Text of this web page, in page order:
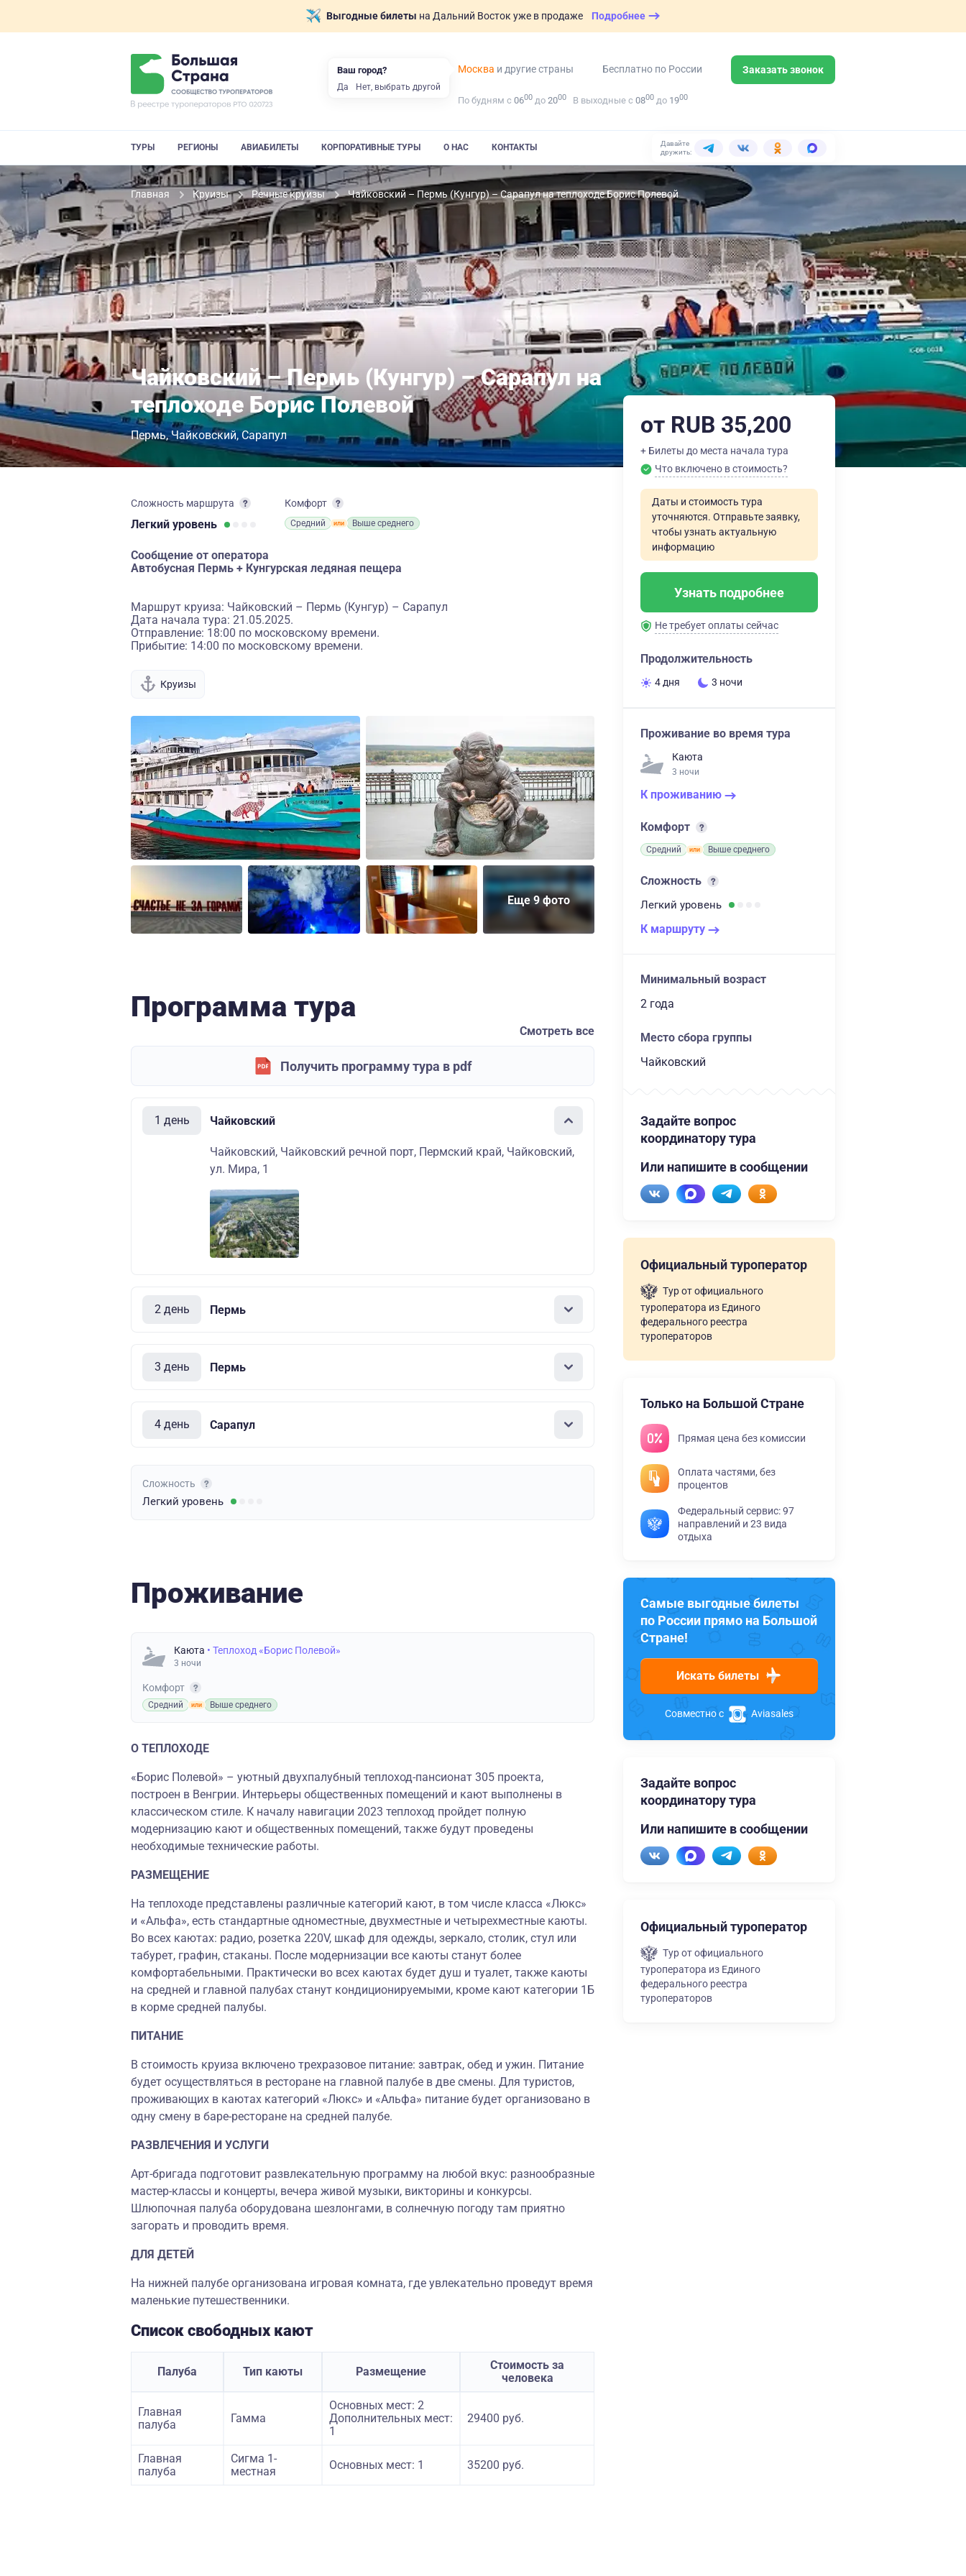
Выгодные билеты на Дальний Восток уже в продаже Подробнее
Москва и другие страны Бесплатно по России Заказать звонок
По будням с 0600 до 2000 В выходные с 0800 до 1900
ТУРЫ РЕГИОНЫ АВИАБИЛЕТЫ КОРПОРАТИВНЫЕ ТУРЫ О НАС КОНТАКТЫ
Давайте
дружить:
Главная Круизы Речные круизы Чайковский – Пермь (Кунгур) – Сарапул на теплоходе Борис Полевой
Чайковский – Пермь (Кунгур) – Сарапул на
теплоходе Борис Полевой
Пермь Чайковский Сарапул
Сложность маршрута
Легкий уровень
Комфорт
Средний Выше среднего
Сообщение от оператора
Автобусная Пермь + Кунгурская ледяная пещера
Маршрут круиза: Чайковский – Пермь (Кунгур) – Сарапул
Дата начала тура: 21.05.2025.
Отправление: 18:00 по московскому времени.
Прибытие: 14:00 по московскому времени.
Круизы
Еще 9 фото
Программа тура
Смотреть все
Получить программу тура в pdf
1 день Чайковский
Чайковский, Чайковский речной порт, Пермский край, Чайковский,
ул. Мира, 1
2 день Пермь
3 день Пермь
4 день Сарапул
Сложность
Легкий уровень
Проживание
Каюта • Теплоход «Борис Полевой»
3 ночи
Комфорт
Средний Выше среднего
О ТЕПЛОХОДЕ
«Борис Полевой» – уютный двухпалубный теплоход-пансионат 305 проекта,
построен в Венгрии. Интерьеры общественных помещений и кают выполнены в
классическом стиле. К началу навигации 2023 теплоход пройдет полную
модернизацию кают и общественных помещений, также будут проведены
необходимые технические работы.
РАЗМЕЩЕНИЕ
На теплоходе представлены различные категорий кают, в том числе класса «Люкс»
и «Альфа», есть стандартные одноместные, двухместные и четырехместные каюты.
Во всех каютах: радио, розетка 220V, шкаф для одежды, зеркало, столик, стул или
табурет, графин, стаканы. После модернизации все каюты станут более
комфортабельными. Практически во всех каютах будет душ и туалет, также каюты
на средней и главной палубах станут кондиционируемыми, кроме кают категории 1Б
в корме средней палубы.
ПИТАНИЕ
В стоимость круиза включено трехразовое питание: завтрак, обед и ужин. Питание
будет осуществляться в ресторане на главной палубе в две смены. Для туристов,
проживающих в каютах категорий «Люкс» и «Альфа» питание будет организовано в
одну смену в баре-ресторане на средней палубе.
РАЗВЛЕЧЕНИЯ И УСЛУГИ
Арт-бригада подготовит развлекательную программу на любой вкус: разнообразные
мастер-классы и концерты, вечера живой музыки, викторины и конкурсы.
Шлюпочная палуба оборудована шезлонгами, в солнечную погоду там приятно
загорать и проводить время.
ДЛЯ ДЕТЕЙ
На нижней палубе организована игровая комната, где увлекательно проведут время
маленькие путешественники.
Список свободных кают
Палуба Тип каюты Размещение
Стоимость за
человека
Главная
палуба
Гамма
Основных мест: 2
Дополнительных мест:
1
29400 руб.
Главная
палуба
Сигма 1-
местная
Основных мест: 1 35200 руб.
от RUB 35,200
+ Билеты до места начала тура
Что включено в стоимость?
Даты и стоимость тура
уточняются. Отправьте заявку,
чтобы узнать актуальную
информацию
Узнать подробнее
Не требует оплаты сейчас
Продолжительность
4 дня 3 ночи
Проживание во время тура
Каюта
3 ночи
К проживанию
Комфорт
Средний Выше среднего
Сложность
Легкий уровень
К маршруту
Минимальный возраст
2 года
Место сбора группы
Чайковский
Задайте вопрос
координатору тура
Или напишите в сообщении
Официальный туроператор
Тур от официального
туроператора из Единого
федерального реестра
туроператоров
Только на Большой Стране
Прямая цена без комиссии
Оплата частями, без
процентов
Федеральный сервис: 97
направлений и 23 вида
отдыха
Самые выгодные билеты
по России прямо на Большой
Стране!
Искать билеты
Совместно с Aviasales
Задайте вопрос
координатору тура
Или напишите в сообщении
Официальный туроператор
Тур от официального
туроператора из Единого
федерального реестра
туроператоров
Ваш город?
Да Нет, выбрать другой